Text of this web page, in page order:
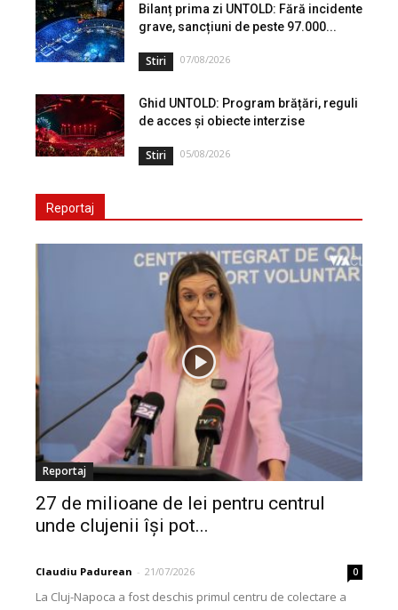
Bilanț prima zi UNTOLD: Fără incidente
grave, sancțiuni de peste 97.000...
Stiri 07/08/2026
Ghid UNTOLD: Program brățări, reguli
de acces și obiecte interzise
Stiri 05/08/2026
Reportaj
Reportaj
27 de milioane de lei pentru centrul
unde clujenii își pot...
Claudiu Padurean - 21/07/2026 0
La Cluj-Napoca a fost deschis primul centru de colectare a